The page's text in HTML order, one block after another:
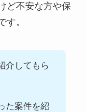
ど不安な方や保
す。
介してもら
た案件を紹